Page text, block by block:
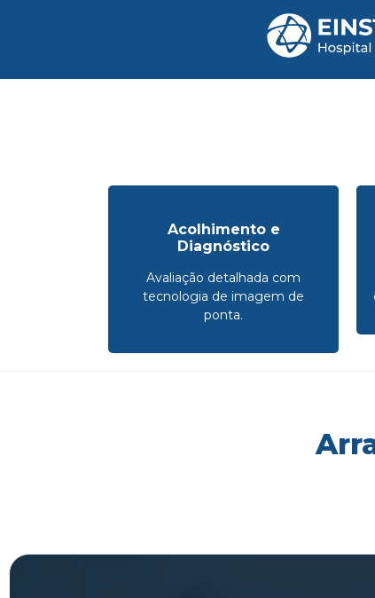
Acolhimento e
Diagnóstico
Avaliação detalhada com
tecnologia de imagem de
ponta.